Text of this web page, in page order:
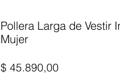
Pollera Larga de Vestir
Mujer
$ 45.890,00